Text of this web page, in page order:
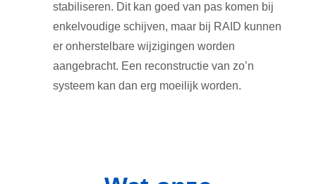
stabiliseren. Dit kan goed van pas komen bij
enkelvoudige schijven, maar bij RAID kunnen
er onherstelbare wijzigingen worden
aangebracht. Een reconstructie van zo’n
systeem kan dan erg moeilijk worden.